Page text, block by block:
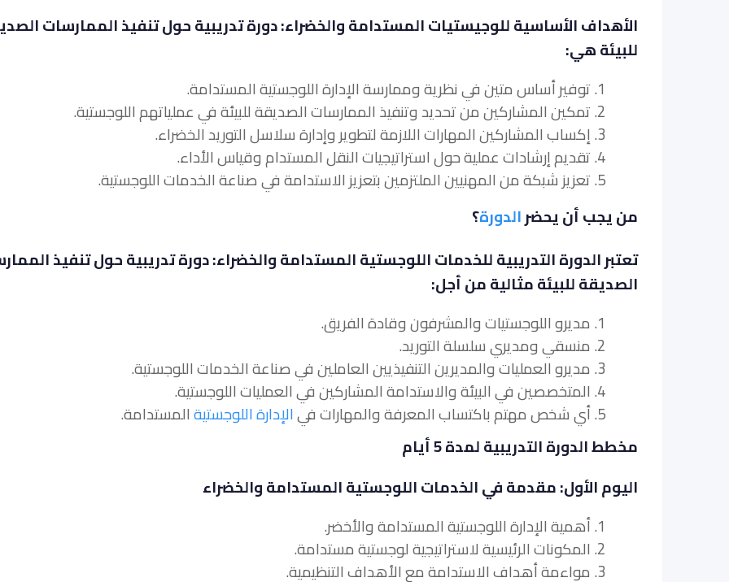
الأهداف الأساسية للوجيستيات المستدامة والخضراء: دورة تدريبية حول تنفيذ الممارسات
للبيئة هي:
1. توفير أساس متين في نظرية وممارسة الإدارة اللوجستية المستدامة.
2. تمكين المشاركين من تحديد وتنفيذ الممارسات الصديقة للبيئة في عملياتهم اللوجستية.
3. إكساب المشاركين المهارات اللازمة لتطوير وإدارة سلاسل التوريد الخضراء.
4. تقديم إرشادات عملية حول استراتيجيات النقل المستدام وقياس الأداء.
5. تعزيز شبكة من المهنيين الملتزمين بتعزيز الاستدامة في صناعة الخدمات اللوجستية.
من يجب أن يحضرالدورة؟
تعتبر الدورة التدريبية للخدمات اللوجستية المستدامة والخضراء: دورة تدريبية حول تنفيذ
الصديقة للبيئة مثالية من أجل:
1. مديرو اللوجستيات والمشرفون وقادة الفريق.
2. منسقي ومديري سلسلة التوريد.
3. مديرو العمليات والمديرين التنفيذيين العاملين في صناعة الخدمات اللوجستية.
4. المتخصصين في البيئة والاستدامة المشاركين في العمليات اللوجستية.
5. أي شخص مهتم باكتساب المعرفة والمهارات في
الإدارة اللوجستيةالمستدامة.
مخطط الدورة التدريبية لمدة 5 أيام
اليوم الأول: مقدمة في الخدمات اللوجستية المستدامة والخضراء
1. أهمية الإدارة اللوجستية المستدامة والأخضر.
2. المكونات الرئيسية لاستراتيجية لوجستية مستدامة.
3. مواءمة أهداف الاستدامة مع الأهداف التنظيمية.